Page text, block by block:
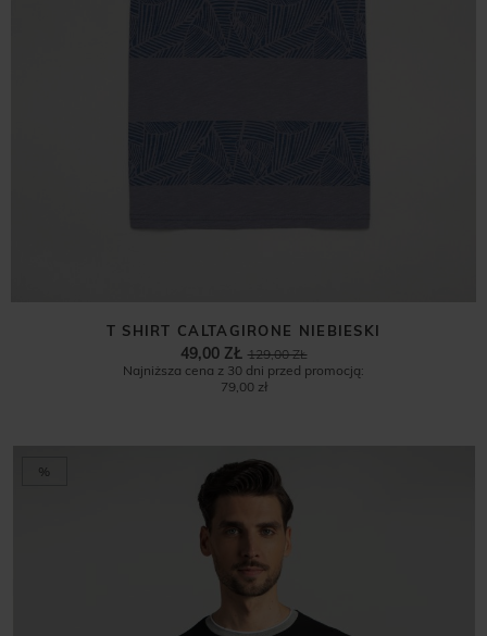
T SHIRT CALTAGIRONE NIEBIESKI
129,00 ZŁ
49,00 ZŁ
Najniższa cena z 30 dni przed promocją:
79,00 zł
%